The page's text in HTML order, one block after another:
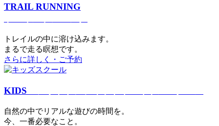
TRAIL RUNNING
トレイルの中に溶け込みます。
まるで⾛る瞑想です。
さらに詳しく・ご予約
KIDS
⾃然の中でリアルな遊びの時間を。
今、⼀番必要なこと。